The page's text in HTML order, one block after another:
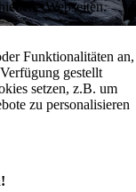
Webseiten.
Funktionalitäten an,
gestellt
setzen, z.B. um
zu personalisieren